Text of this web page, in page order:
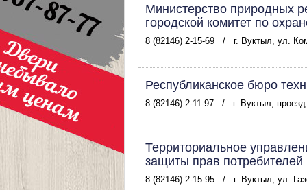
Министерство природных
городской комитет по
8 (82146) 2-15-69 / г. Вуктыл, ул.
Республиканское бюро
8 (82146) 2-11-97 / г. Вуктыл,
Территориальное
защиты прав потребителей
8 (82146) 2-15-95 / г. Вуктыл, ул.